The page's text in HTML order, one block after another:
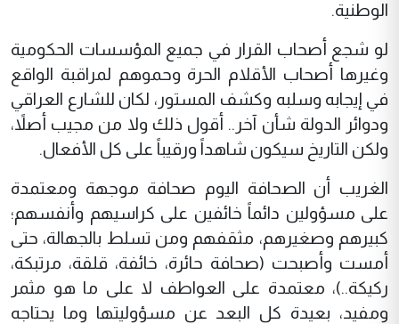
الوطنية.
لو شجع أصحاب القرار في جميع المؤسسات الحكومية
وغيرها أصحاب الأقلام الحرة وحموهم لمراقبة الواقع
في إيجابه وسلبه وكشف المستور، لكان للشارع العراقي
ودوائر الدولة شأن آخر.. أقول ذلك ولا من مجيب أصلاً،
ولكن التاريخ سيكون شاهداً ورقيباً على كل الأفعال.
الغريب أن الصحافة اليوم صحافة موجهة ومعتمدة
على مسؤولين دائماً خائفين على كراسيهم وأنفسهم؛
كبيرهم وصغيرهم، مثقفهم ومن تسلط بالجهالة، حتى
أمست وأصبحت (صحافة حائرة، خائفة، قلقة، مرتبكة،
ركيكة..)، معتمدة على العواطف لا على ما هو مثمر
ومفيد، بعيدة كل البعد عن مسؤوليتها وما يحتاجه